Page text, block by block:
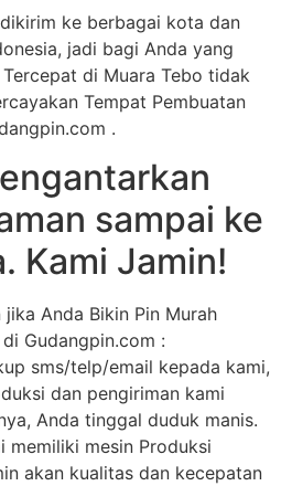
ke berbagai kota dan
jadi bagi Anda yang
di Muara Tebo tidak
Tempat Pembuatan
.
sampai ke
Kami Jamin!
Anda Bikin Pin Murah
Gudangpin.com :
sms/telp/email kepada kami,
dan pengiriman kami
Anda tinggal duduk manis.
memiliki mesin Produksi
akan kualitas dan kecepatan